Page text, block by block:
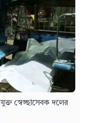
স্বেচ্ছাসেবক দলের